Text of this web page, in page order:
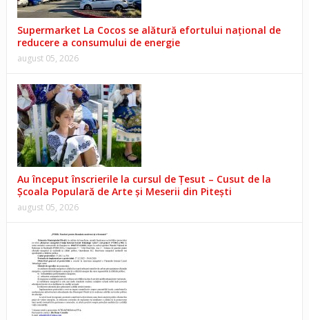
Supermarket La Cocos se alătură efortului național de
reducere a consumului de energie
august 05, 2026
Au început înscrierile la cursul de Țesut – Cusut de la
Școala Populară de Arte și Meserii din Pitești
august 05, 2026